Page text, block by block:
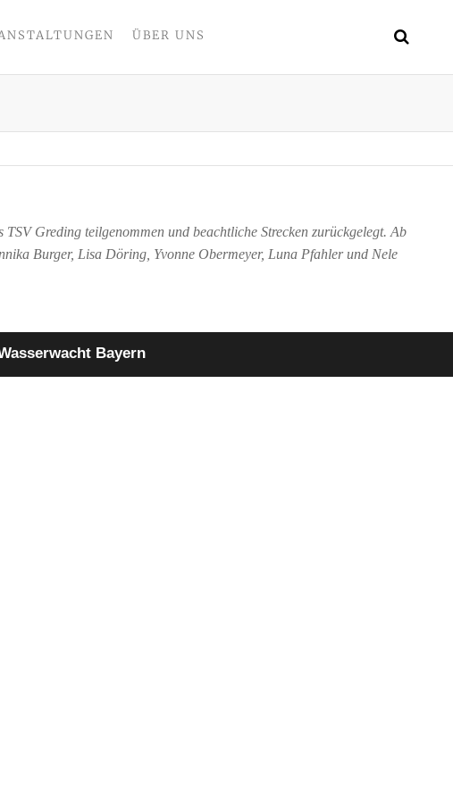
ÜBER UNS
Greding teilgenommen und beachtliche Strecken zurückgelegt. Ab
Burger, Lisa Döring, Yvonne Obermeyer, Luna Pfahler und Nele
Bayern